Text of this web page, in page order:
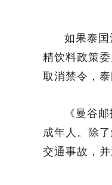
如果泰
精饮料政策
取消禁令，
《曼谷
成年人。除
交通事故，